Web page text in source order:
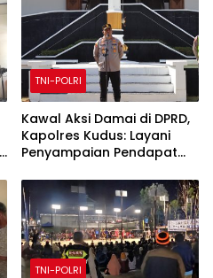
TNI-POLRI
Kawal Aksi Damai di DPRD,
Kapolres Kudus: Layani
Penyampaian Pendapat
Humanis
TNI-POLRI